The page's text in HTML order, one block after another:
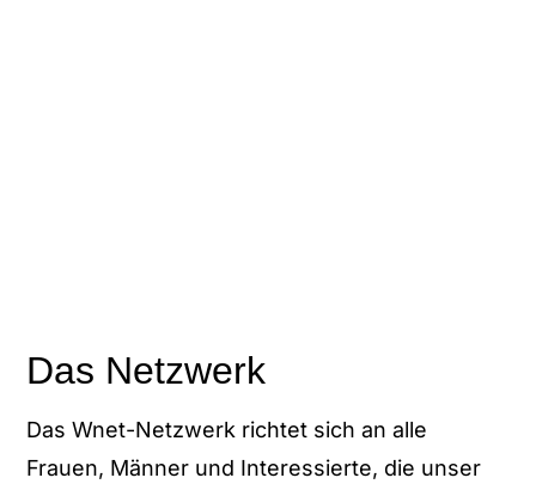
Das Netzwerk
Das Wnet-Netzwerk richtet sich an alle
Frauen, Männer und Interessierte, die unser